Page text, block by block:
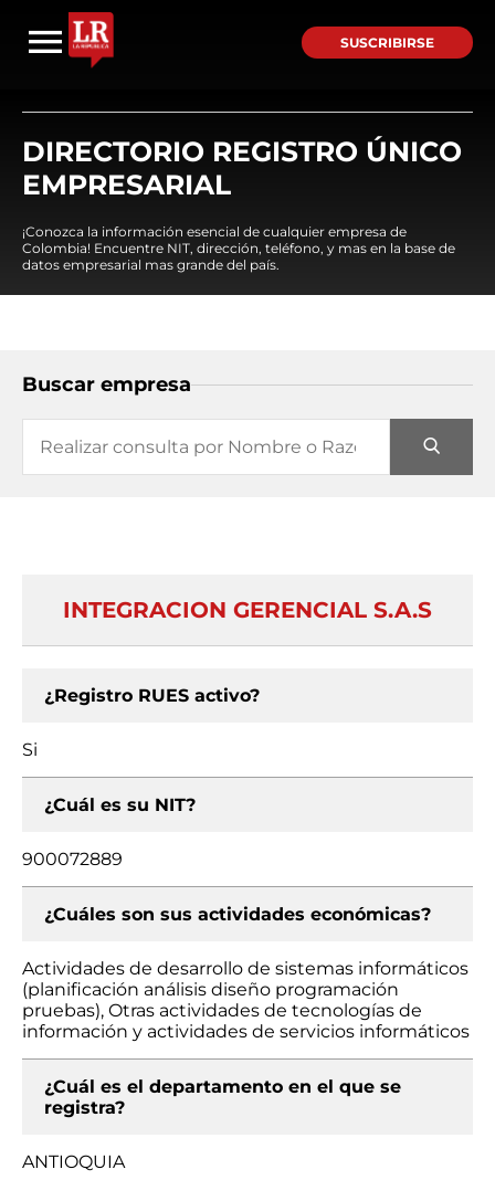
SUSCRIBIRSE
DIRECTORIO REGISTRO ÚNICO
EMPRESARIAL
¡Conozca la información esencial de cualquier empresa de
Colombia! Encuentre NIT, dirección, teléfono, y mas en la base de
datos empresarial mas grande del país.
Buscar empresa
INTEGRACION GERENCIAL S.A.S
¿Registro RUES activo?
Si
¿Cuál es su NIT?
900072889
¿Cuáles son sus actividades económicas?
Actividades de desarrollo de sistemas informáticos
(planificación análisis diseño programación
pruebas), Otras actividades de tecnologías de
información y actividades de servicios informáticos
¿Cuál es el departamento en el que se
registra?
ANTIOQUIA